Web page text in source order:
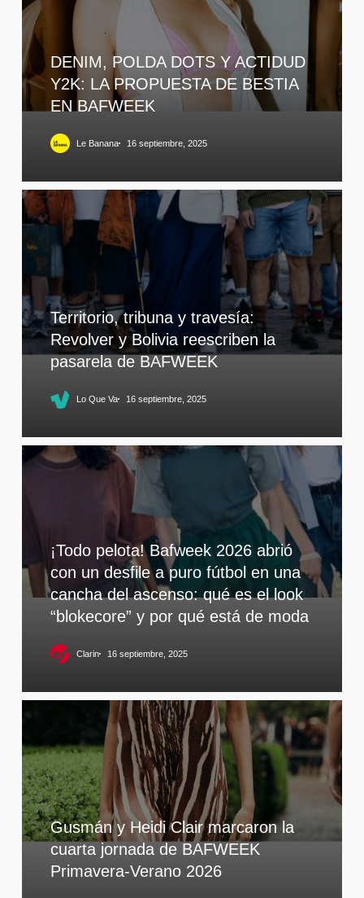
DENIM, POLDA DOTS Y ACTIDUD
Y2K: LA PROPUESTA DE BESTIA
EN BAFWEEK
Le Banana 16 septiembre, 2025
Territorio, tribuna y travesía:
Revolver y Bolivia reescriben la
pasarela de BAFWEEK
Lo Que Va 16 septiembre, 2025
¡Todo pelota! Bafweek 2026 abrió
con un desfile a puro fútbol en una
cancha del ascenso: qué es el look
“blokecore” y por qué está de moda
Clarin 16 septiembre, 2025
Gusmán y Heidi Clair marcaron la
cuarta jornada de BAFWEEK
Primavera-Verano 2026